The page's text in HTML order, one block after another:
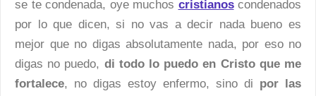
se te condenada, oye muchos cristianoscondenados
por lo que dicen, si no vas a decir nada bueno es
mejor que no digas absolutamente nada, por eso no
digas no puedo, di todo lo puedo en Cristo que me
fortalece, no digas estoy enfermo, sino di por las